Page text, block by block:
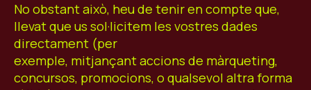
No obstant això, heu de tenir en compte que,
llevat que us sol·licitem les vostres dades
directament (per
exemple, mitjançant accions de màrqueting,
concursos, promocions, o qualsevol altra forma